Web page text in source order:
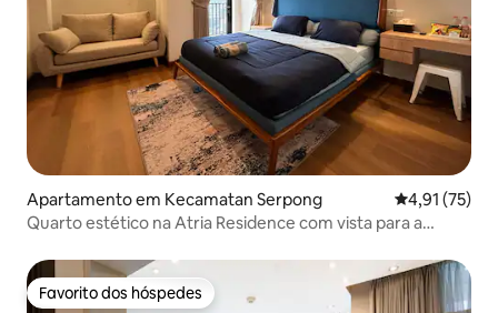
Apartamento em Kecamatan Serpong Classificação
4,91 (75)
Quarto estético na Atria Residence com vista para a
Favorito dos hóspedes
Favorito dos hóspedes